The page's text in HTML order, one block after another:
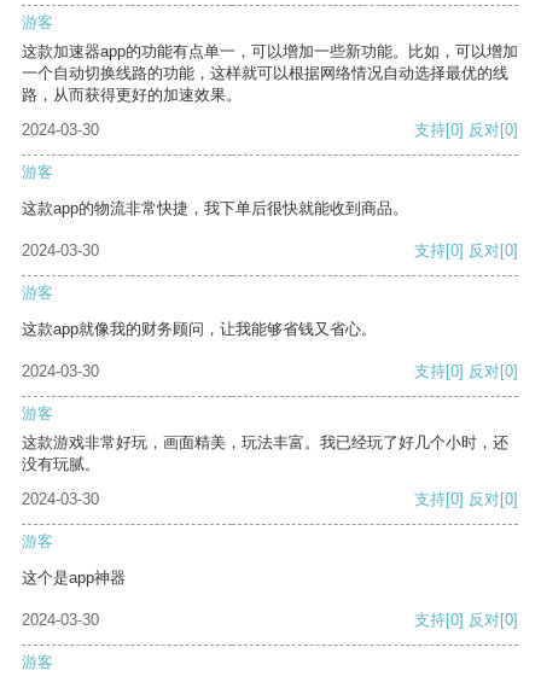
游客
这款加速器app的功能有点单一，可以增加一些新功能。比如，可以增加
一个自动切换线路的功能，这样就可以根据网络情况自动选择最优的线
路，从而获得更好的加速效果。
2024-03-30
支持[0] 反对[0]
游客
这款app的物流非常快捷，我下单后很快就能收到商品。
2024-03-30 支持[0] 反对[0]
游客
这款app就像我的财务顾问，让我能够省钱又省心。
2024-03-30 支持[0] 反对[0]
游客
这款游戏非常好玩，画面精美，玩法丰富。我已经玩了好几个小时，还
没有玩腻。
2024-03-30
支持[0] 反对[0]
游客
这个是app神器
2024-03-30 支持[0] 反对[0]
游客